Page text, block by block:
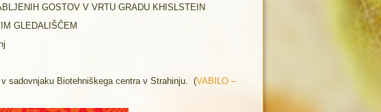
GOSTOV V VRTU GRADU KHISLSTEIN
GLEDALIŠČEM
sadovnjaku Biotehniškega centra v Strahinju. (VABILO –